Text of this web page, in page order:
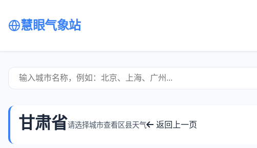
慧眼气象站
甘肃省请选择城市查看区县天气 返回上一页